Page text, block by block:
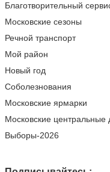
Благотворительный
Московские сезоны
Речной транспорт
Мой район
Новый год
Соболезнования
Московские ярмарки
Московские центральные
Выборы-2026